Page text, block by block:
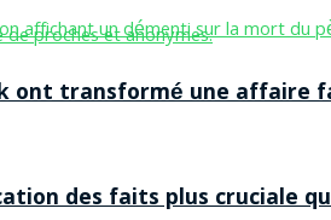
des faits plus cruciale
ont transformé une affaire